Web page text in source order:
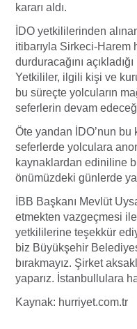
kararı aldı.
İDO yetkililerinden
itibarıyla Sirkeci-Harem
durduracağını
Yetkililer, ilgili kişi ve
bu süreçte yolcuların
seferlerin devam
Öte yandan İDO’nun bu
seferlerde yolculara
kaynaklardan ediniline
önümüzdeki günlerde
İBB Başkanı Mevlüt
etmekten vazgeçmesi
yetkililerine teşekkür
biz Büyükşehir
bırakmayız. Şirket
yaparız. İstanbullulara
Kaynak: hurriyet.com.tr